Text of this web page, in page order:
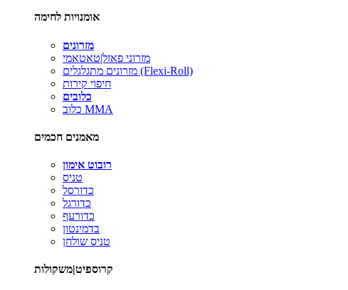
אומנויות לחימה
מזרונים
מזרוני פאזל|טאטאמי
מזרונים מתגלגלים (Flexi-Roll)
חיפוי קירות
כלובים
כלוב MMA
מאמנים חכמים
רובוט אימון
טניס
כדורסל
כדורגל
כדורעף
בדמינטון
טניס שולחן
קרוספיט|משקולות